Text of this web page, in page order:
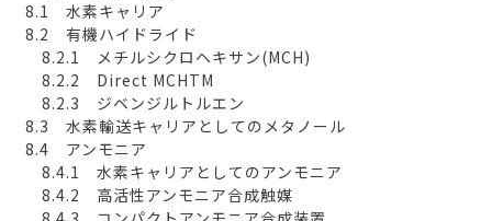
8.1 水素キャリア
8.2 有機ハイドライド
8.2.1 メチルシクロヘキサン(MCH)
8.2.2 Direct MCHTM
8.2.3 ジベンジルトルエン
8.3 水素輸送キャリアとしてのメタノール
8.4 アンモニア
8.4.1 水素キャリアとしてのアンモニア
8.4.2 高活性アンモニア合成触媒